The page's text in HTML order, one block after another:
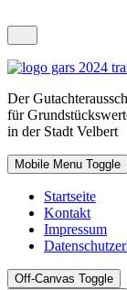
Der
für
in der Stadt Velbert
Mobile Menu Toggle
Startseite
Kontakt
Impressum
Off-Canvas Toggle